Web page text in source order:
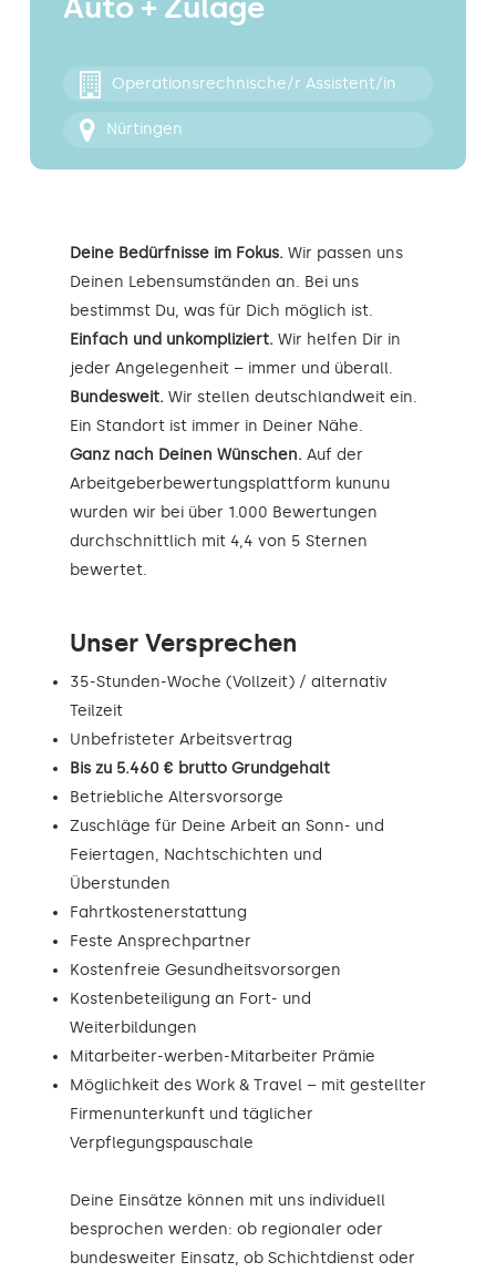
Kontakt
Auto + Zulage
Operationsrechnische/r Assistent/in
Nürtingen
Deine Bedürfnisse im Fokus. Wir passen uns
Deinen Lebensumständen an. Bei uns
bestimmst Du, was für Dich möglich ist.
Einfach und unkompliziert. Wir helfen Dir in
jeder Angelegenheit – immer und überall.
Bundesweit. Wir stellen deutschlandweit ein.
Ein Standort ist immer in Deiner Nähe.
Ganz nach Deinen Wünschen. Auf der
Arbeitgeberbewertungsplattform kununu
wurden wir bei über 1.000 Bewertungen
durchschnittlich mit 4,4 von 5 Sternen
bewertet.
Unser Versprechen
35-Stunden-Woche (Vollzeit) / alternativ
Teilzeit
Unbefristeter Arbeitsvertrag
Bis zu 5.460 € brutto Grundgehalt
Betriebliche Altersvorsorge
Zuschläge für Deine Arbeit an Sonn- und
Feiertagen, Nachtschichten und
Überstunden
Fahrtkostenerstattung
Feste Ansprechpartner
Kostenfreie Gesundheitsvorsorgen
Kostenbeteiligung an Fort- und
Weiterbildungen
Mitarbeiter-werben-Mitarbeiter Prämie
Möglichkeit des Work & Travel – mit gestellter
Firmenunterkunft und täglicher
Verpflegungspauschale
Deine Einsätze können mit uns individuell
besprochen werden: ob regionaler oder
bundesweiter Einsatz, ob Schichtdienst oder